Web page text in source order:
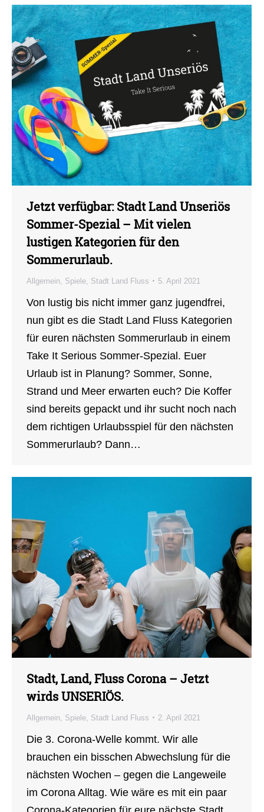
Jetzt verfügbar: Stadt Land Unseriös
Sommer-Spezial – Mit vielen
lustigen Kategorien für den
Sommerurlaub.
Allgemein Spiele Stadt Land Fluss 5. April 2021
Von lustig bis nicht immer ganz jugendfrei,
nun gibt es die Stadt Land Fluss Kategorien
für euren nächsten Sommerurlaub in einem
Take It Serious Sommer-Spezial. Euer
Urlaub ist in Planung? Sommer, Sonne,
Strand und Meer erwarten euch? Die Koffer
sind bereits gepackt und ihr sucht noch nach
dem richtigen Urlaubsspiel für den nächsten
Sommerurlaub? Dann…
Stadt, Land, Fluss Corona – Jetzt
wirds UNSERIÖS.
Allgemein Spiele Stadt Land Fluss 2. April 2021
Die 3. Corona-Welle kommt. Wir alle
brauchen ein bisschen Abwechslung für die
nächsten Wochen – gegen die Langeweile
im Corona Alltag. Wie wäre es mit ein paar